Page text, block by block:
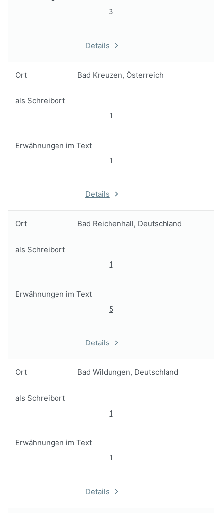
3
Details
Ort Bad Kreuzen, Österreich
als Schreibort
1
Erwähnungen im Text
1
Details
Ort Bad Reichenhall, Deutschland
als Schreibort
1
Erwähnungen im Text
5
Details
Ort Bad Wildungen, Deutschland
als Schreibort
1
Erwähnungen im Text
1
Details